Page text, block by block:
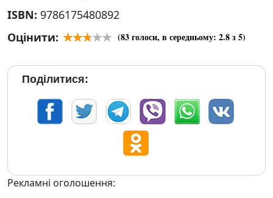
ISBN: 9786175480892
Оцінити:
(83голоси, в середньому: 2.8з 5)
Поділитися:
Рекламні оголошення: